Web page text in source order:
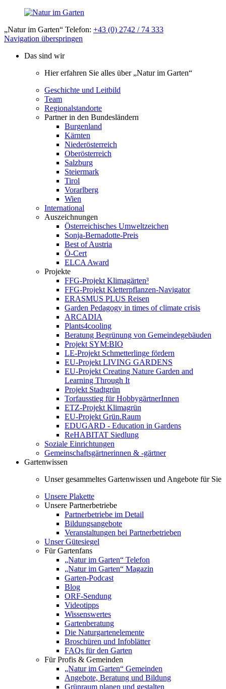
„Natur im Garten“ Telefon: +43 (0) 2742 / 74 333
Navigation überspringen
Das sind wir
Hier erfahren Sie alles über „Natur im Garten“
Geschichte und Leitbild
Team
Regionalstandorte
Partner in den Bundesländern
Burgenland
Kärnten
Niederösterreich
Oberösterreich
Salzburg
Steiermark
Tirol
Vorarlberg
Wien
International
Auszeichnungen
Österreichisches Umweltzeichen
Sonja-Bernadotte-Preis
Best of Austria
Ö-Cert
ELCA Award
Projekte
FFG-Projekt Klimagärten³
FFG-Projekt Kletterpflanzen-Navigator
ERASMUS PLUS Reisen
Garden Pedagogy in times of climate crisis
ARCADIA
Plants4cooling
Beratung Begrünung von Gemeindegebäuden
Projekt SYM:BIO
LE-Projekt Schmetterlinge fördern
EU-Projekt LIVING GARDENS
EU-Projekt Creating Nature Garden and
Learning Through It
Projekt Stadtgrün
Torfausstieg für HobbygärtnerInnen
ETZ-Projekt Klimagrün
EU-Projekt Grün.Raum
EDUGARD - Education in Gardens
ReHABITAT Siedlung
Soziale Einrichtungen
Gemeinschaftsgärtnerinnen & -gärtner
Gartenwissen
Unser gesammeltes Gartenwissen und Angebote für Sie
Unsere Plakette
Unsere Partnerbetriebe
Partnerbetriebe im Detail
Bildungsangebote
Veranstaltungen bei Partnerbetrieben
Unser Gütesiegel
Für Gartenfans
„Natur im Garten“ Telefon
„Natur im Garten“ Magazin
Garten-Podcast
Blog
ORF-Sendung
Videotipps
Wissenswertes
Gartenberatung
Die Naturgartenelemente
Broschüren und Infoblätter
FAQs für den Garten
Für Profis & Gemeinden
„Natur im Garten“ Gemeinden
Angebote, Beratung und Bildung
Grünraum planen und gestalten